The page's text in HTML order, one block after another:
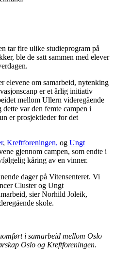
tar fire ulike studieprogram på
ble de satt sammen med elever
elevene om samarbeid, nytenking
er et årlig initiativ
mellom Ullern videregående
var den femte campen i
er prosjektleder for det
, Kreftforeningen, og Ungt
gjennom campen, som endte i
kåring av en vinner.
dager på Vitensenteret. Vi
Cluster og Ungt
sier Norhild Joleik,
skole.
i samarbeid mellom Oslo
Oslo og Kreftforeningen.